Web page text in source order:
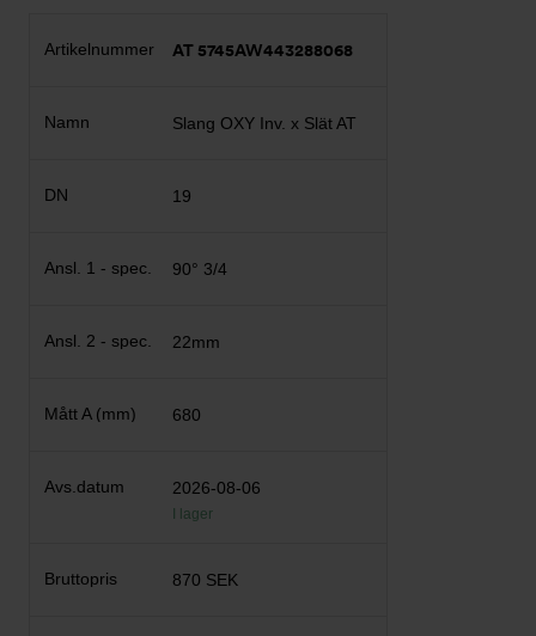
AT 5745AW443288068
Slang OXY Inv. x Slät AT
19
90° 3/4
22mm
680
2026-08-06
I lager
870 SEK